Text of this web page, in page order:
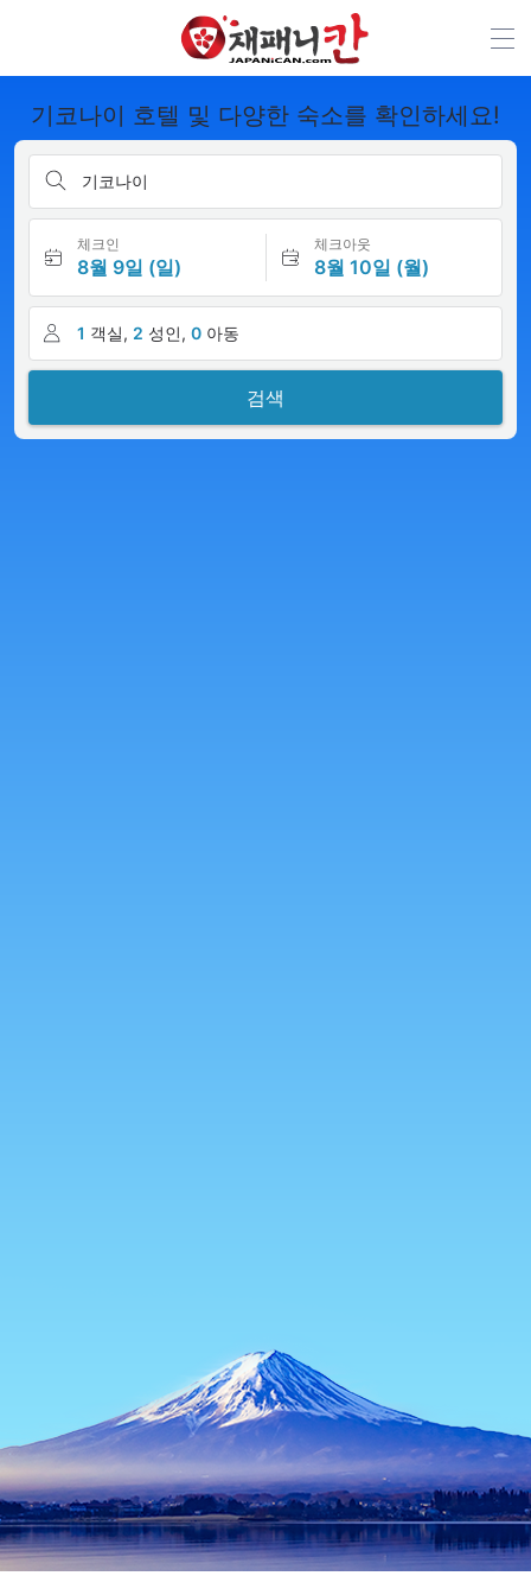
기코나이 호텔 및 다양한 숙소를 확인하세요!
기코나이
체크인
8월 9일 (일)
체크아웃
8월 10일 (월)
1 객실, 2 성인, 0 아동
검색